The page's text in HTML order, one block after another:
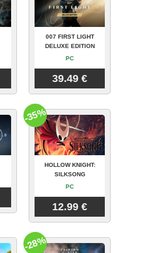
007 FIRST LIGHT
DELUXE EDITION
PC
39.49 €
HOLLOW KNIGHT:
SILKSONG
PC
12.99 €
-35%
-28%